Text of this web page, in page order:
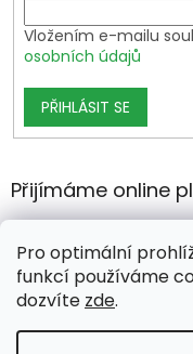
Pro optimální
funkcí používáme
dozvíte zde.
Vložením e-mailu
osobních údajů
PŘIHLÁSIT SE
Přijímáme online